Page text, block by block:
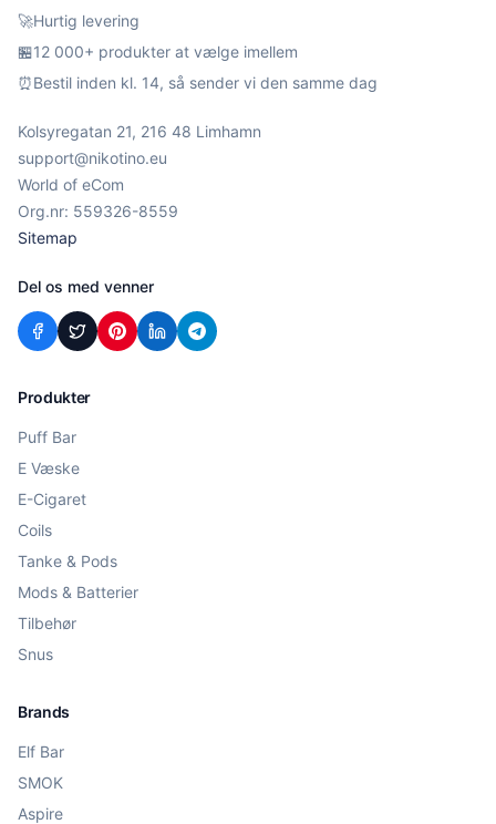
🚀Hurtig levering
🏪12 000+ produkter at vælge imellem
⏰Bestil inden kl. 14, så sender vi den samme dag
Kolsyregatan 21, 216 48 Limhamn
support@nikotino.eu
World of eCom
Org.nr: 559326-8559
Sitemap
Del os med venner
Produkter
Puff Bar
E Væske
E-Cigaret
Coils
Tanke & Pods
Mods & Batterier
Tilbehør
Snus
Brands
Elf Bar
SMOK
Aspire